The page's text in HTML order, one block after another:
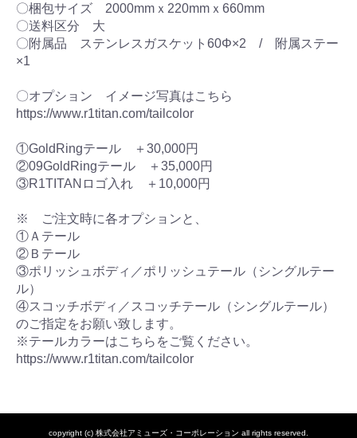
〇梱包サイズ 2000mmｘ220mmｘ660mm
〇送料区分 大
〇附属品 ステンレスガスケット60Φ×2 / 附属ステー
×1
〇オプション イメージ写真はこちら
https://www.r1titan.com/tailcolor
①GoldRingテール ＋30,000円
②09GoldRingテール ＋35,000円
③R1TITANロゴ入れ ＋10,000円
※ ご注文時に各オプションと、
①Ａテール
②Ｂテール
③ポリッシュボディ／ポリッシュテール（シングルテー
ル）
④スコッチボディ／スコッチテール（シングルテール）
のご指定をお願い致します。
※テールカラーはこちらをご覧ください。
https://www.r1titan.com/tailcolor
copyright (c) 株式会社アミューズ・コーポレーション all rights reserved.